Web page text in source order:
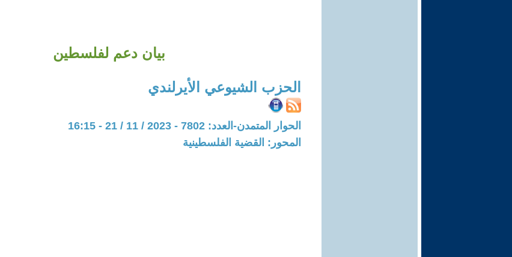
بيان دعم لفلسطين
الحزب الشيوعي الأيرلندي
الحوار المتمدن-العدد: 7802 - 2023 / 11 / 21 - 16:15
المحور: القضية الفلسطينية